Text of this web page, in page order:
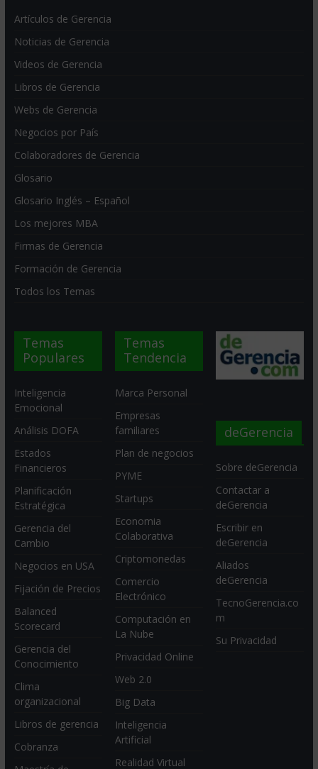
Artículos de Gerencia
Noticias de Gerencia
Videos de Gerencia
Libros de Gerencia
Webs de Gerencia
Negocios por País
Colaboradores de Gerencia
Glosario
Glosario Inglés – Español
Los mejores MBA
Firmas de Gerencia
Formación de Gerencia
Todos los Temas
Temas
Populares
Inteligencia
Emocional
Análisis DOFA
Estados
Financieros
Planificación
Estratégica
Gerencia del
Cambio
Negocios en USA
Fijación de Precios
Balanced
Scorecard
Gerencia del
Conocimiento
Clima
organizacional
Libros de gerencia
Cobranza
Temas
Tendencia
Marca Personal
Empresas
familiares
Plan de negocios
PYME
Startups
Economia
Colaborativa
Criptomonedas
Comercio
Electrónico
Computación en
La Nube
Privacidad Online
Web 2.0
Big Data
Inteligencia
Artificial
Realidad Virtual
deGerencia
Sobre deGerencia
Contactar a
deGerencia
Escribir en
deGerencia
Aliados
deGerencia
TecnoGerencia.co
m
Su Privacidad